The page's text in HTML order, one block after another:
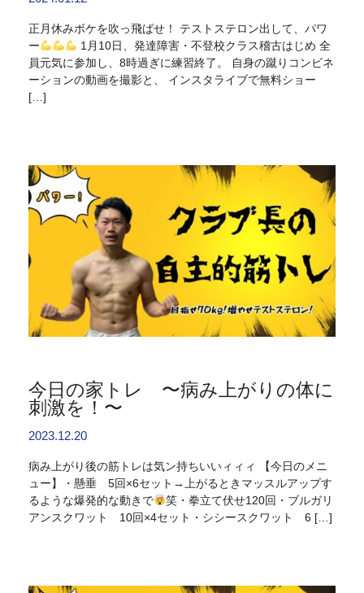
正月休みボケを吹っ飛ばせ！ テストステロン出して、パワ
ー
1月10日、発達障害・不登校クラス稽古はじめ 全
員元気に参加し、8時過ぎに練習終了。 自身の蹴りコンビネ
ーションの動画を撮影と、 インスタライブで無料ショー
[…]
今日の家トレ 〜病み上がりの体に
刺激を！〜
2023.12.20
病み上がり後の筋トレは気ン持ちいいィィィ 【今日のメニ
ュー】・懸垂 5回×6セット→上がるときマッスルアップす
るような爆発的な動きで
笑・拳立て伏せ120回・ブルガリ
アンスクワット 10回×4セット・シシースクワット 6 […]